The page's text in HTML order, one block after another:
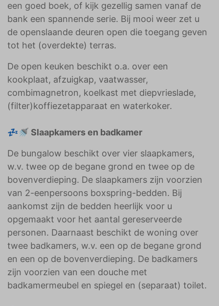
een goed boek, of kijk gezellig samen vanaf de
bank een spannende serie. Bij mooi weer zet u
de openslaande deuren open die toegang geven
tot het (overdekte) terras.
De open keuken beschikt o.a. over een
kookplaat, afzuigkap, vaatwasser,
combimagnetron, koelkast met diepvrieslade,
(filter)koffiezetapparaat en waterkoker.
💤🚿 Slaapkamers en badkamer
De bungalow beschikt over vier slaapkamers,
w.v. twee op de begane grond en twee op de
bovenverdieping. De slaapkamers zijn voorzien
van 2-eenpersoons boxspring-bedden. Bij
aankomst zijn de bedden heerlijk voor u
opgemaakt voor het aantal gereserveerde
personen. Daarnaast beschikt de woning over
twee badkamers, w.v. een op de begane grond
en een op de bovenverdieping. De badkamers
zijn voorzien van een douche met
badkamermeubel en spiegel en (separaat) toilet.